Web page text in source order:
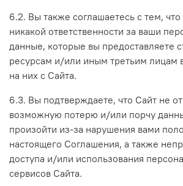
6.2. Вы также соглашаетесь с тем,
никакой ответственности за ваши
данные, которые вы предоставляете
ресурсам и/или иным третьим лицам
на них с Сайта.
6.3. Вы подтверждаете, что Сайт не
возможную потерю и/или порчу
произойти из-за нарушения вами
настоящего Соглашения, а также
доступа и/или использования
сервисов Сайта.